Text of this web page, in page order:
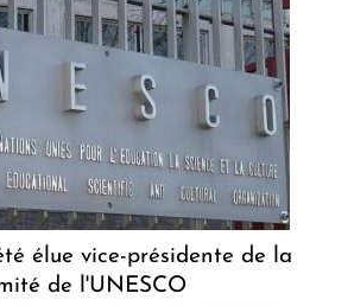
élue vice-présidente de la
de l'UNESCO